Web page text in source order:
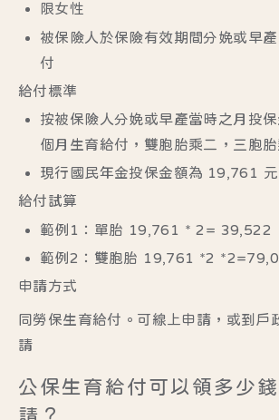
限女性
被保險人於保險有效期間分娩或早
付
給付標準
按被保險人分娩或早產當時之月投
個月生育給付，雙胞胎乘二，三胞
現行國民年金投保金額為 19,761 元
給付試算
範例1：單胎 19,761 * 2= 39,522
範例2：雙胞胎 19,761 *2
申請方式
同勞保生育給付。可線上申請，或到戶
請
公保生育給付可以領多少
請？